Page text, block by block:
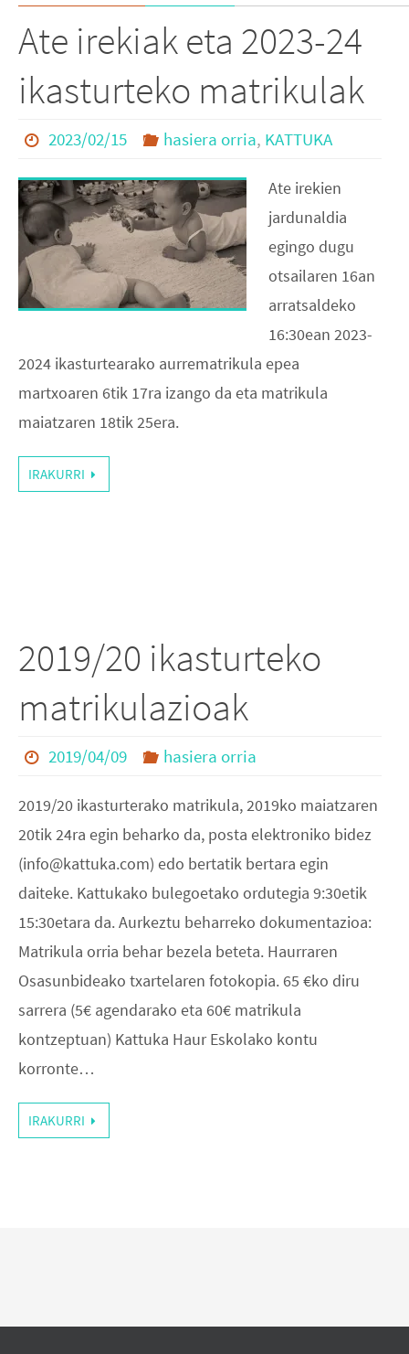
Ate irekiak eta 2023-24
ikasturteko matrikulak
2023/02/15 hasiera orria, KATTUKA
Ate irekien
jardunaldia
egingo dugu
otsailaren 16an
arratsaldeko
16:30ean 2023-
2024 ikasturtearako aurrematrikula epea
martxoaren 6tik 17ra izango da eta matrikula
maiatzaren 18tik 25era.
IRAKURRI
2019/20 ikasturteko
matrikulazioak
2019/04/09 hasiera orria
2019/20 ikasturterako matrikula, 2019ko maiatzaren
20tik 24ra egin beharko da, posta elektroniko bidez
(info@kattuka.com) edo bertatik bertara egin
daiteke. Kattukako bulegoetako ordutegia 9:30etik
15:30etara da. Aurkeztu beharreko dokumentazioa:
Matrikula orria behar bezela beteta. Haurraren
Osasunbideako txartelaren fotokopia. 65 €ko diru
sarrera (5€ agendarako eta 60€ matrikula
kontzeptuan) Kattuka Haur Eskolako kontu
korronte…
IRAKURRI